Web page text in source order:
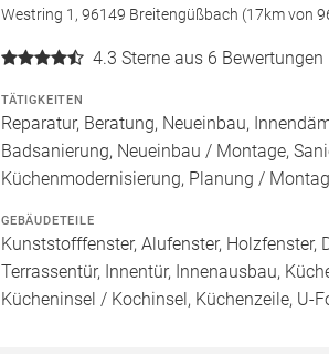
Westring 1, 96149 Breitengüßbach (17km von
4.3 Sterne aus 6 Bewertungen
TÄTIGKEITEN
Reparatur, Beratung, Neueinbau,
Badsanierung, Neueinbau / Montage,
Küchenmodernisierung, Planung /
GEBÄUDETEILE
Kunststofffenster, Alufenster, Holzfenster,
Terrassentür, Innentür, Innenausbau,
Kücheninsel / Kochinsel, Küchenzeile, U-